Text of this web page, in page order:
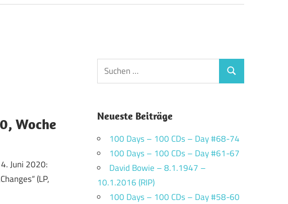
Woche
Juni 2020:
(LP,
Suchen
nach:
Suchen
Neueste Beiträge
100 Days – 100 CDs – Day #68-74
100 Days – 100 CDs – Day #61-67
David Bowie – 8.1.1947 –
10.1.2016 (RIP)
100 Days – 100 CDs – Day #58-60